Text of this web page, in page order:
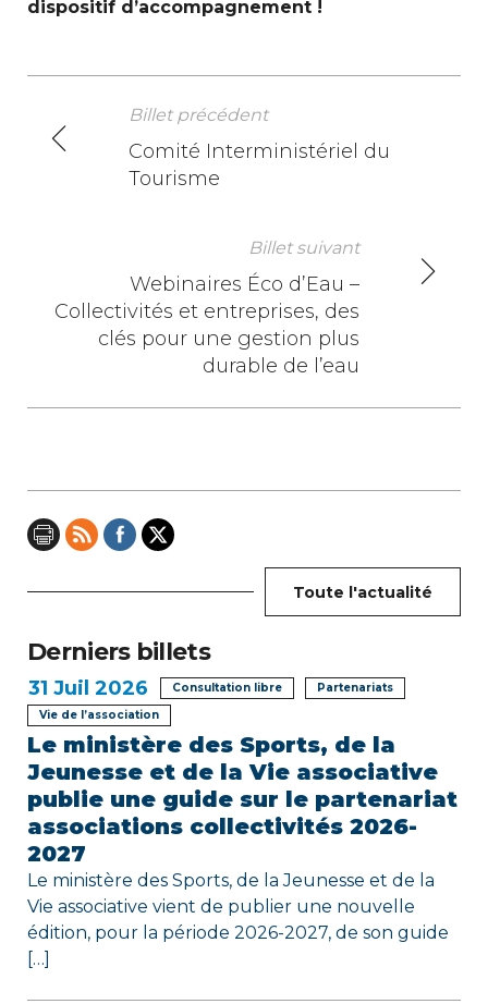
dispositif d’accompagnement !
N
t
o
n
d
e
l
’
a
r
t
i
c
l
Billet précédent
Comité Interministériel du
Tourisme
Billet suivant
Webinaires Éco d’Eau –
Collectivités et entreprises, des
clés pour une gestion plus
durable de l’eau
Toute l'actualité
Derniers billets
31 Juil 2026 Consultation libre
Partenariats
Vie de l’association
Le ministère des Sports, de la
Jeunesse et de la Vie associative
publie une guide sur le partenariat
associations collectivités 2026-
2027
Le ministère des Sports, de la Jeunesse et de la
Vie associative vient de publier une nouvelle
édition, pour la période 2026-2027, de son guide
[…]